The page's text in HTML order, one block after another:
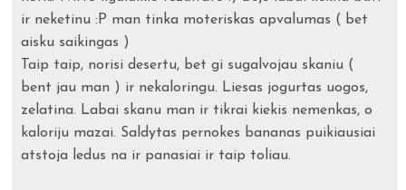
ir neketinu :P man tinka moteriskas apvalumas ( bet
aisku saikingas )
Taip taip, norisi desertu, bet gi sugalvojau skaniu (
bent jau man ) ir nekaloringu. Liesas jogurtas uogos,
zelatina. Labai skanu man ir tikrai kiekis nemenkas, o
kaloriju mazai. Saldytas pernokes bananas puikiausiai
atstoja ledus na ir panasiai ir taip toliau.